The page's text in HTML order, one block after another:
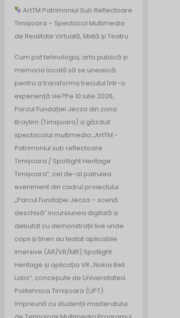
ArtTM Patrimoniul Sub Reflectoare
Timișoara – Spectacol Multimedia
de Realitate Virtuală, Mixtă și Teatru
Cum pot tehnologia, arta publică și
memoria locală să se unească
pentru a transforma trecutul într-o
experiență vie?Pe 10 iulie 2026,
Parcul Fundației Jecza din zona
Braytim (Timișoara) a găzduit
spectacolul multimedia „ArtTM -
Patrimoniul sub reflectoare
Timișoara / Spotlight Heritage
Timișoara”, cel de-al patrulea
eveniment din cadrul proiectului
„Parcul Fundației Jecza – scenă
deschisă”.Incursiunea digitală a
debutat cu demonstrații live unde
copii și tineri au testat aplicațiile
imersive (AR/VR/MR) Spotlight
Heritage și aplicația VR „Nokia Bell
Labs”, concepute de Universitatea
Politehnica Timișoara (UPT)
împreună cu studenții masteratului